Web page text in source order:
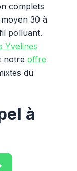
complets
30 à
polluant.
Yvelines
notre offre
du
à